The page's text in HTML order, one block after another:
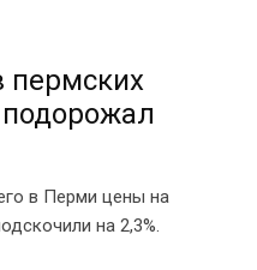
пермских
в Перми цены на
на 2,3%.